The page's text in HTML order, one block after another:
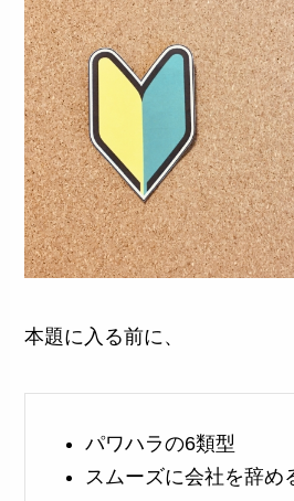
本題に入る前に、
パワハラの6類型
スムーズに会社を辞め